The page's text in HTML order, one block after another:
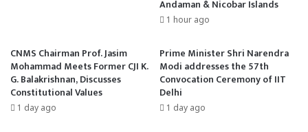
Andaman & Nicobar Islands
1 hour ago
CNMS Chairman Prof. Jasim
Mohammad Meets Former CJI K.
G. Balakrishnan, Discusses
Constitutional Values
1 day ago
Prime Minister Shri Narendra
Modi addresses the 57th
Convocation Ceremony of IIT
Delhi
1 day ago